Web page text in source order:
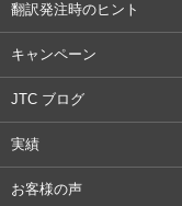
翻訳発注時のヒント
キャンペーン
JTC ブログ
実績
お客様の声